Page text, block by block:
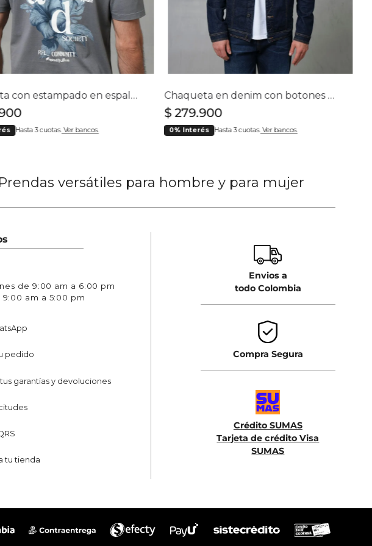
Camiseta con estampado en espalda para hombre
Hasta 3 cuotas.Ver bancos.
Chaqueta en denim con botones para hombre
$ 279.900
0% Interés Hasta 3 cuotas.Ver bancos.
versátiles para hombre y para mujer
de 9:00 am a 6:00 pm
am a 5:00 pm
pedido
garantías y devoluciones
tu tienda
Envios a
todo Colombia
Compra Segura
Crédito SUMAS
Tarjeta de crédito Visa
SUMAS